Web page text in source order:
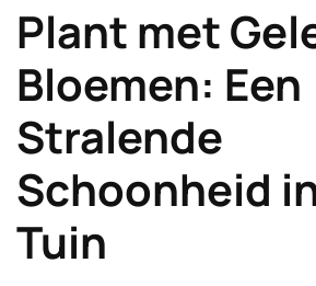
2025
Plant met
Bloemen: Een
Stralende
Schoonheid
Tuin